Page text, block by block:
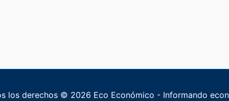
los derechos © 2026 Eco Económico - Informando